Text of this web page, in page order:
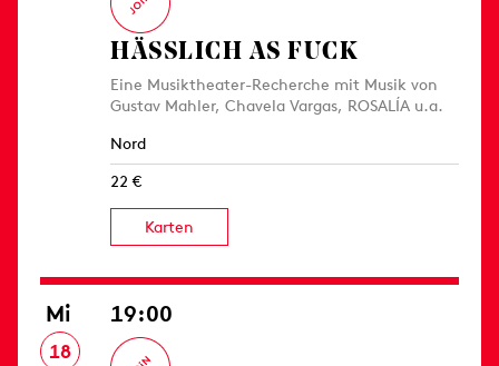
HÄSSLICH AS FUCK
Eine Musiktheater-Recherche mit Musik von
Gustav Mahler, Chavela Vargas, ROSALÍA u.a.
Nord
22 €
Karten
Mi
18
19:00